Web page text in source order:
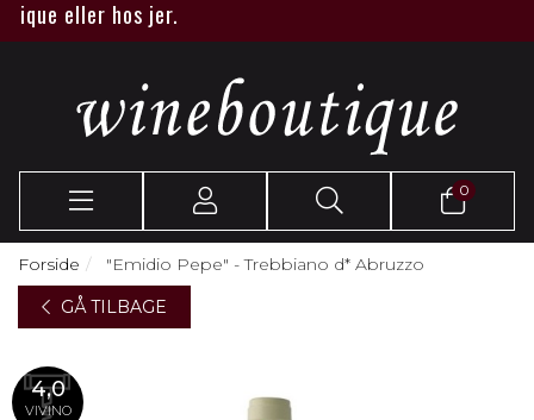
eller hos jer.
0
Forside
"Emidio Pepe" - Trebbiano d* Abruzzo
GÅ TILBAGE
4,0
VIVINO